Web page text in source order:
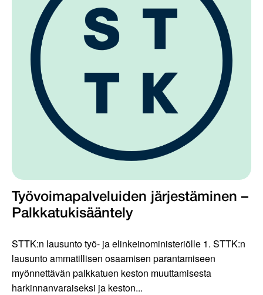
Työvoimapalveluiden järjestäminen –
Palkkatukisääntely
STTK:n lausunto työ- ja elinkeinoministeriölle 1. STTK:n
lausunto ammatillisen osaamisen parantamiseen
myönnettävän palkkatuen keston muuttamisesta
harkinnanvaraiseksi ja keston...